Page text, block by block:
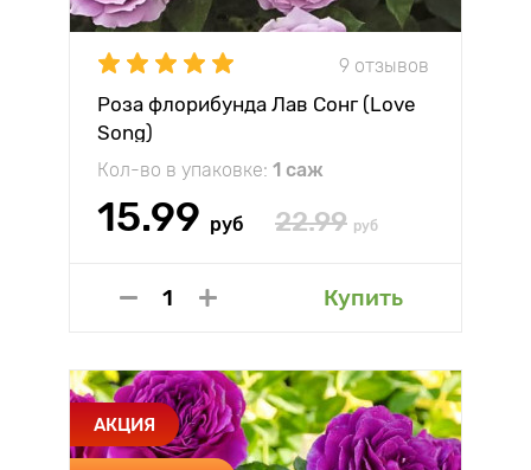
9 отзывов
Роза флорибунда Лав Сонг (Love
Song)
Кол-во в упаковке: 1 саж
15.99 руб 22.99 руб
Купить
АКЦИЯ